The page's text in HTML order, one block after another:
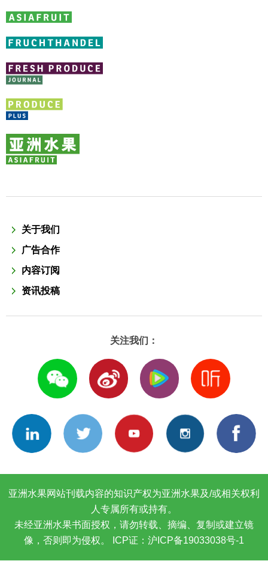
关于我们
广告合作
内容订阅
资讯投稿
关注我们：
亚洲水果网站刊载内容的知识产权为亚洲水果及/或相关权利
人专属所有或持有。
未经亚洲水果书面授权，请勿转载、摘编、复制或建立镜
像，否则即为侵权。
ICP证：沪ICP备19033038号-1